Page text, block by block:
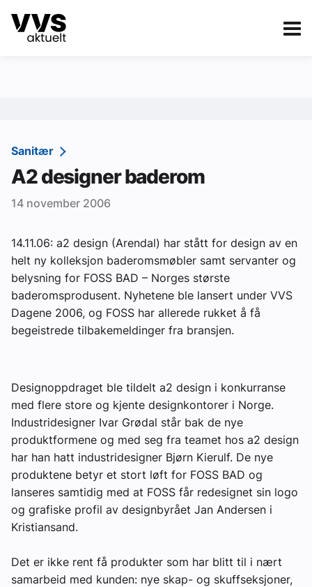
Kategorier
Sanitær
Ventilasjon
Varme og energi
Byggautomasjon
Vann og avløp
Aktuelle prosjekter
Om VVS Aktuelt
Abonner på fagbladet Byggfakta Nyheter
Annonsere i VVS Aktuelt
Kontakt oss
Tips oss
eBlad
Sanitær
A2 designer baderom
14 november 2006
14.11.06: a2 design (Arendal) har stått for design av en
helt ny kolleksjon baderomsmøbler samt servanter og
belysning for FOSS BAD – Norges største
baderomsprodusent. Nyhetene ble lansert under VVS
Dagene 2006, og FOSS har allerede rukket å få
begeistrede tilbakemeldinger fra bransjen.
Designoppdraget ble tildelt a2 design i konkurranse
med flere store og kjente designkontorer i Norge.
Industridesigner Ivar Grødal står bak de nye
produktformene og med seg fra teamet hos a2 design
har han hatt industridesigner Bjørn Kierulf. De nye
produktene betyr et stort løft for FOSS BAD og
lanseres samtidig med at FOSS får redesignet sin logo
og grafiske profil av designbyrået Jan Andersen i
Kristiansand.
Det er ikke rent få produkter som har blitt til i nært
samarbeid med kunden: nye skap- og skuffseksjoner,